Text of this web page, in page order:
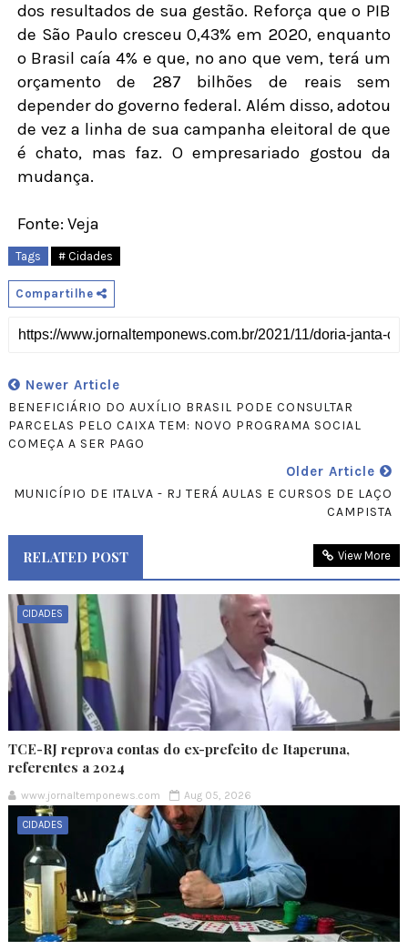
dos resultados de sua gestão. Reforça que o PIB
de São Paulo cresceu 0,43% em 2020, enquanto
o Brasil caía 4% e que, no ano que vem, terá um
orçamento de 287 bilhões de reais sem
depender do governo federal. Além disso, adotou
de vez a linha de sua campanha eleitoral de que
é chato, mas faz. O empresariado gostou da
mudança.
Fonte: Veja
Tags # Cidades
Compartilhe
Newer Article
BENEFICIÁRIO DO AUXÍLIO BRASIL PODE CONSULTAR
PARCELAS PELO CAIXA TEM: NOVO PROGRAMA SOCIAL
COMEÇA A SER PAGO
Older Article
MUNICÍPIO DE ITALVA - RJ TERÁ AULAS E CURSOS DE LAÇO
CAMPISTA
RELATED POST View More
CIDADES
TCE-RJ reprova contas do ex-prefeito de Itaperuna,
referentes a 2024
www.jornaltemponews.com Aug 05, 2026
CIDADES